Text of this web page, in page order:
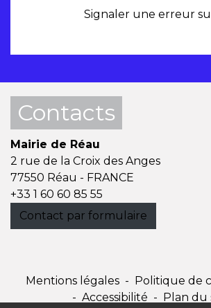
Signaler une erreur
Contacts
Mairie de Réau
2 rue de la Croix des Anges
77550 Réau - FRANCE
+33 1 60 60 85 55
Contact par formulaire
Mentions légales - Politique de
- Accessibilité - Plan du